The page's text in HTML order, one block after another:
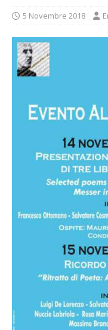
5 Novembre 2018